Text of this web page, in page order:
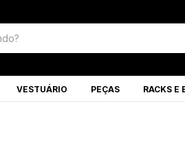
VESTUÁRIO PEÇAS RACKS E